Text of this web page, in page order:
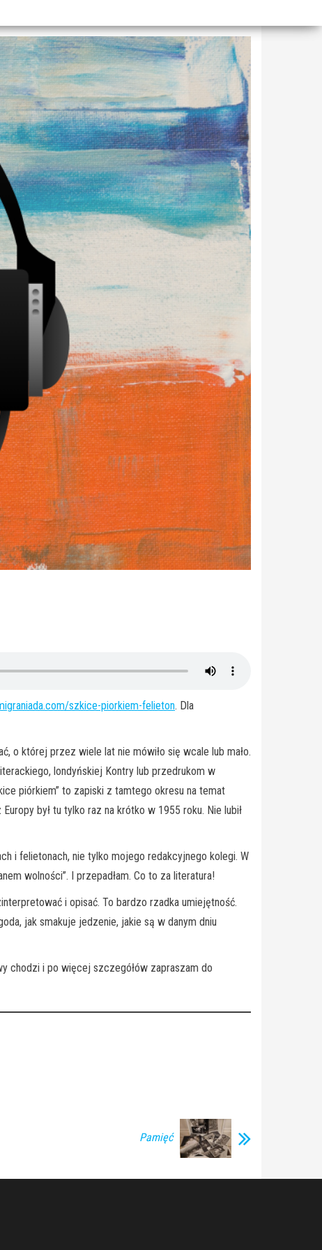
szkice-piorkiem-felieton. Dla
o której przez wiele lat nie mówiło się wcale lub mało.
londyńskiej Kontry lub przedrukom w
piórkiem” to zapiski z tamtego okresu na temat
był tu tylko raz na krótko w 1955 roku. Nie lubił
i felietonach, nie tylko mojego redakcyjnego kolegi. W
wolności”. I przepadłam. Co to za literatura!
i opisać. To bardzo rzadka umiejętność.
jak smakuje jedzenie, jakie są w danym dniu
chodzi i po więcej szczegółów zapraszam do
Pamięć